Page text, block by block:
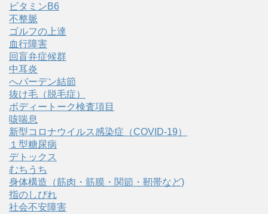
ビタミンB6
不整脈
ゴルフの上達
血行障害
回盲弁症候群
中耳炎
へバーデン結節
抜け毛（脱毛症）
ボディートーク検査項目
咳喘息
新型コロナウイルス感染症（COVID‑19）
１型糖尿病
デトックス
むちうち
身体構造（筋肉・筋膜・関節・靭帯など)
指のしびれ
社会不安障害